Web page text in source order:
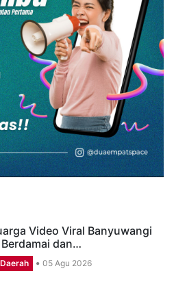
Video Viral Banyuwangi
dan…
05 Agu 2026